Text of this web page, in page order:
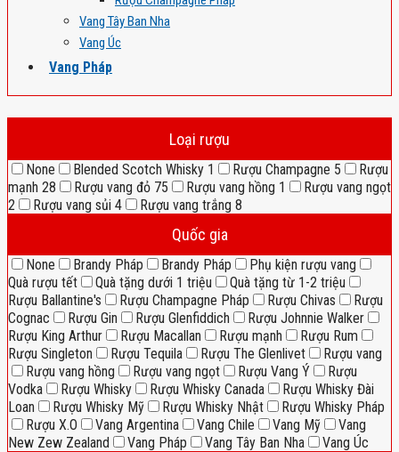
Vang Tây Ban Nha
Vang Úc
Vang Pháp
Loại rượu
None Blended Scotch Whisky 1 Rượu Champagne 5
Rượu
mạnh 28 Rượu vang đỏ 75 Rượu vang hồng 1
Rượu vang ngọt
2
Rượu vang sủi 4 Rượu vang trắng 8
Quốc gia
None Brandy Pháp Brandy Pháp
Phụ kiện rượu vang
Quà rượu tết
Quà tặng dưới 1 triệu
Quà tặng từ 1-2 triệu
Rượu Ballantine's
Rượu Champagne Pháp Rượu Chivas
Rượu
Cognac
Rượu Gin Rượu Glenfiddich
Rượu Johnnie Walker
Rượu King Arthur
Rượu Macallan Rượu mạnh
Rượu Rum
Rượu Singleton
Rượu Tequila Rượu The Glenlivet
Rượu vang
Rượu vang hồng
Rượu vang ngọt Rượu Vang Ý
Rượu
Vodka
Rượu Whisky Rượu Whisky Canada
Rượu Whisky Đài
Loan
Rượu Whisky Mỹ Rượu Whisky Nhật
Rượu Whisky Pháp
Rượu X.O
Vang Argentina Vang Chile Vang Mỹ
Vang
New Zew Zealand
Vang Pháp Vang Tây Ban Nha Vang Úc